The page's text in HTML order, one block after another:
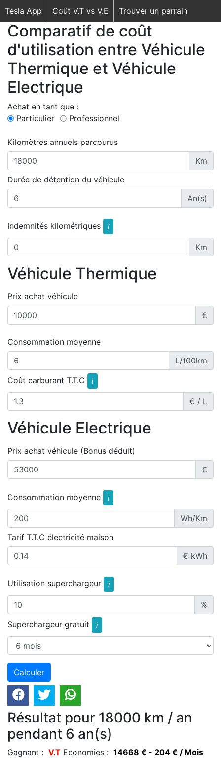
Tesla App Coût V.T vs V.E Trouver un parrain
Comparatif de coût
d'utilisation entre Véhicule
Thermique et Véhicule
Electrique
Achat en tant que :
Particulier
Professionnel
Kilomètres annuels parcourus
Km
Durée de détention du véhicule
An(s)
Indemnités kilométriques i
Km
Véhicule Thermique
Prix achat véhicule
€
Consommation moyenne
L/100km
Coût carburant T.T.C
i
€ / L
Véhicule Electrique
Prix achat véhicule (Bonus déduit)
€
Consommation moyenne i
Wh/Km
Tarif T.T.C électricité maison
€ kWh
Utilisation superchargeur i
%
Superchargeur gratuit
i
Résultat pour 18000 km / an
pendant 6 an(s)
Gagnant : V.T Economies : 14668 € - 204 € / Mois